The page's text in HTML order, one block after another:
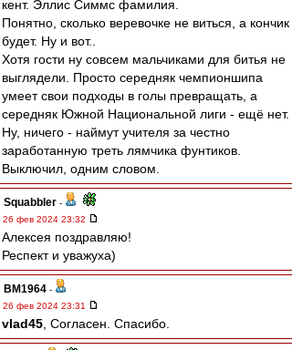
кент. Эллис Симмс фамилия.
Понятно, сколько веревочке не виться, а кончик
будет. Ну и вот..
Хотя гости ну совсем мальчиками для битья не
выглядели. Просто середняк чемпионшипа
умеет свои подходы в голы превращать, а
середняк Южной Национальной лиги - ещё нет.
Ну, ничего - наймут учителя за честно
заработанную треть лямчика фунтиков.
Выключил, одним словом.
Squabbler -
26 фев 2024 23:32
Алексея поздравляю!
Респект и уважуха)
BM1964 -
26 фев 2024 23:31
vlad45 , Согласен. Спасибо.